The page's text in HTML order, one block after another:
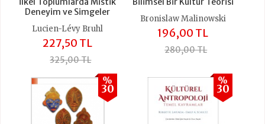
Deneyim ve Simgeler
Lucien-Lévy Bruhl
227,50 TL
325,00 TL
Bronislaw Malinowski
196,00 TL
280,00 TL
%
30
%
30